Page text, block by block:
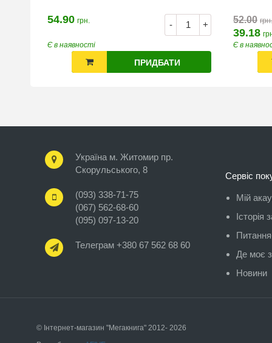
- +
54.90 грн.
Є в наявності
ПРИДБАТИ
52.00 грн.
39.18
Є в
Україна м. Житомир пр.
Скорульського, 8
(093) 338-71-75
(067) 562-68-60
(095) 097-13-20
Телеграм +380 67 562 68 60
Сервіс
Мій
Історія
Де моє
Новини
© Інтернет-магазин "Мегакнига" 2012- 2026